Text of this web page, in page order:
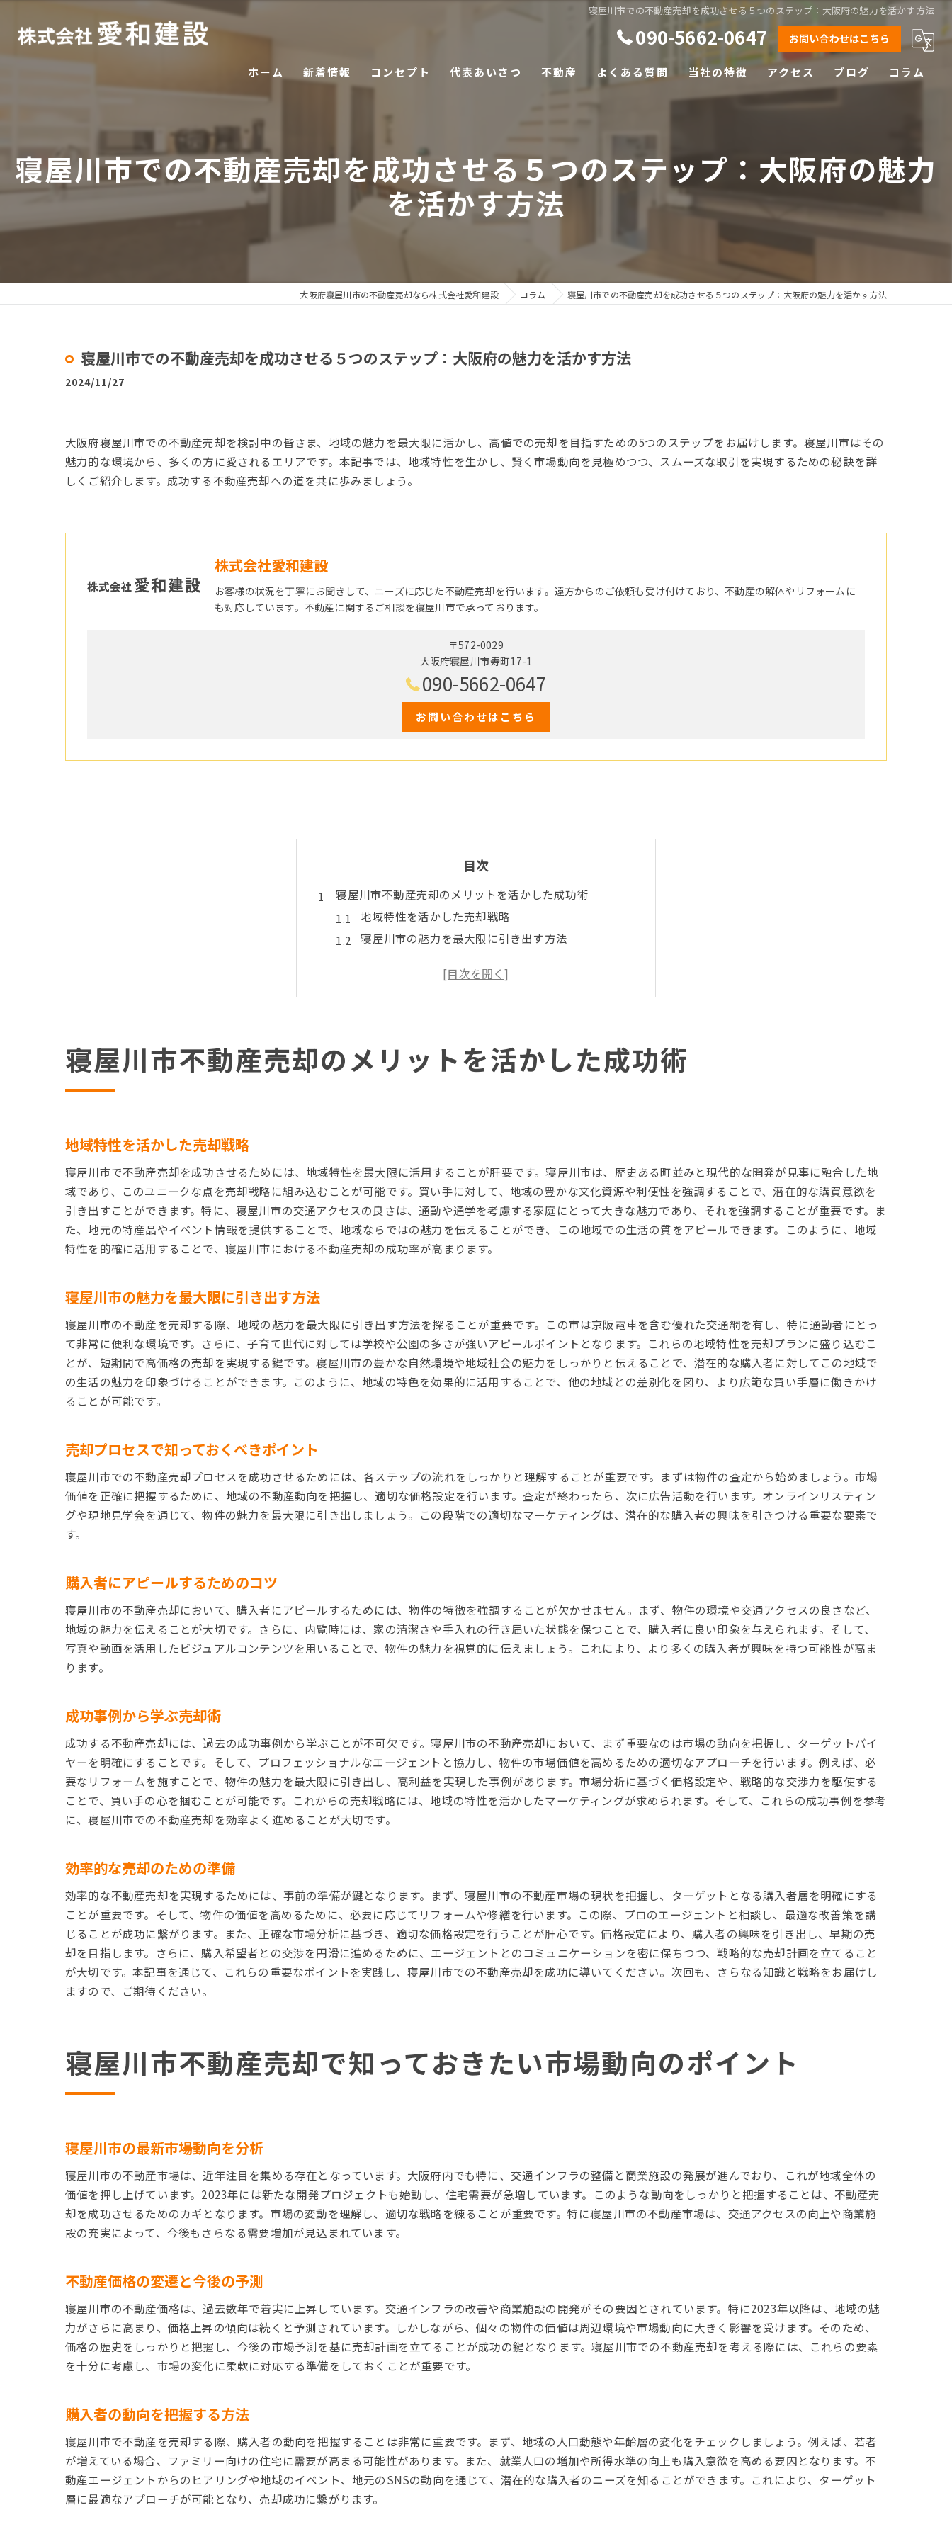
寝屋川市での不動産売却を成功させる５つのステップ：大阪府の魅力を活かす方法
090-5662-0647 お問い合わせはこちら
ホーム 新着情報 コンセプト 代表あいさつ 不動産 よくある質問 当社の特徴
空き家
土地
アクセス ブログ コラム
寝屋川市での不動産売却を成功させる５つのステップ：大阪府の魅力
を活かす方法
大阪府寝屋川市の不動産売却なら株式会社愛和建設 コラム 寝屋川市での不動産売却を成功させる５つのステップ：大阪府の魅力を活かす方法
寝屋川市での不動産売却を成功させる５つのステップ：大阪府の魅力を活かす方法
2024/11/27
大阪府寝屋川市での不動産売却を検討中の皆さま、地域の魅力を最大限に活かし、高値での売却を目指すための5つのステップをお届けします。寝屋川市はその
魅力的な環境から、多くの方に愛されるエリアです。本記事では、地域特性を生かし、賢く市場動向を見極めつつ、スムーズな取引を実現するための秘訣を詳
しくご紹介します。成功する不動産売却への道を共に歩みましょう。
株式会社愛和建設
お客様の状況を丁寧にお聞きして、ニーズに応じた不動産売却を行います。遠方からのご依頼も受け付けており、不動産の解体やリフォームに
も対応しています。不動産に関するご相談を寝屋川市で承っております。
〒572-0029
大阪府寝屋川市寿町17-1
090-5662-0647
お問い合わせはこちら
目次
寝屋川市不動産売却のメリットを活かした成功術
地域特性を活かした売却戦略
寝屋川市の魅力を最大限に引き出す方法
購入者にアピールするためのコツ
寝屋川市不動産売却で知っておきたい市場動向のポイント
寝屋川市の最新市場動向を分析
不動産市場の変化に対応する戦略
高値売却を目指す寝屋川市の不動産売却プロセス解説
初期準備と査定の重要性
効果的なマーケティング戦略
高値売却のための具体的なアクション
寝屋川市での不動産売却成功への道とは
成功の鍵となるステップを理解
売却後のライフプランを考える
寝屋川市不動産売却をスムーズに進めるための秘訣
スムーズなコミュニケーションの重要性
時間を有効に使うための計画
地域イベントを売却に活用する
地域特性に合わせた売却プラン
住環境の良さを強調する戦略
寝屋川市不動産売却で失敗しないための注意点
購入者のニーズを理解する
トラブルを未然に防ぐ方法
失敗を防ぐための事前準備
寝屋川市不動産売却で高価格を実現する方法
ターゲット層を明確にする
付加価値を付けるアイデア
寝屋川市不動産売却のメリットを活かした成功術
地域特性を活かした売却戦略
寝屋川市で不動産売却を成功させるためには、地域特性を最大限に活用することが肝要です。寝屋川市は、歴史ある町並みと現代的な開発が見事に融合した地
域であり、このユニークな点を売却戦略に組み込むことが可能です。買い手に対して、地域の豊かな文化資源や利便性を強調することで、潜在的な購買意欲を
引き出すことができます。特に、寝屋川市の交通アクセスの良さは、通勤や通学を考慮する家庭にとって大きな魅力であり、それを強調することが重要です。ま
た、地元の特産品やイベント情報を提供することで、地域ならではの魅力を伝えることができ、この地域での生活の質をアピールできます。このように、地域
特性を的確に活用することで、寝屋川市における不動産売却の成功率が高まります。
寝屋川市の魅力を最大限に引き出す方法
寝屋川市の不動産を売却する際、地域の魅力を最大限に引き出す方法を探ることが重要です。この市は京阪電車を含む優れた交通網を有し、特に通勤者にとっ
て非常に便利な環境です。さらに、子育て世代に対しては学校や公園の多さが強いアピールポイントとなります。これらの地域特性を売却プランに盛り込むこ
とが、短期間で高価格の売却を実現する鍵です。寝屋川市の豊かな自然環境や地域社会の魅力をしっかりと伝えることで、潜在的な購入者に対してこの地域で
の生活の魅力を印象づけることができます。このように、地域の特色を効果的に活用することで、他の地域との差別化を図り、より広範な買い手層に働きかけ
ることが可能です。
売却プロセスで知っておくべきポイント
寝屋川市での不動産売却プロセスを成功させるためには、各ステップの流れをしっかりと理解することが重要です。まずは物件の査定から始めましょう。市場
価値を正確に把握するために、地域の不動産動向を把握し、適切な価格設定を行います。査定が終わったら、次に広告活動を行います。オンラインリスティン
グや現地見学会を通じて、物件の魅力を最大限に引き出しましょう。この段階での適切なマーケティングは、潜在的な購入者の興味を引きつける重要な要素で
す。
購入者にアピールするためのコツ
寝屋川市の不動産売却において、購入者にアピールするためには、物件の特徴を強調することが欠かせません。まず、物件の環境や交通アクセスの良さなど、
地域の魅力を伝えることが大切です。さらに、内覧時には、家の清潔さや手入れの行き届いた状態を保つことで、購入者に良い印象を与えられます。そして、
写真や動画を活用したビジュアルコンテンツを用いることで、物件の魅力を視覚的に伝えましょう。これにより、より多くの購入者が興味を持つ可能性が高ま
ります。
成功事例から学ぶ売却術
成功する不動産売却には、過去の成功事例から学ぶことが不可欠です。寝屋川市の不動産売却において、まず重要なのは市場の動向を把握し、ターゲットバイ
ヤーを明確にすることです。そして、プロフェッショナルなエージェントと協力し、物件の市場価値を高めるための適切なアプローチを行います。例えば、必
要なリフォームを施すことで、物件の魅力を最大限に引き出し、高利益を実現した事例があります。市場分析に基づく価格設定や、戦略的な交渉力を駆使する
ことで、買い手の心を掴むことが可能です。これからの売却戦略には、地域の特性を活かしたマーケティングが求められます。そして、これらの成功事例を参考
に、寝屋川市での不動産売却を効率よく進めることが大切です。
効率的な売却のための準備
効率的な不動産売却を実現するためには、事前の準備が鍵となります。まず、寝屋川市の不動産市場の現状を把握し、ターゲットとなる購入者層を明確にする
ことが重要です。そして、物件の価値を高めるために、必要に応じてリフォームや修繕を行います。この際、プロのエージェントと相談し、最適な改善策を講
じることが成功に繋がります。また、正確な市場分析に基づき、適切な価格設定を行うことが肝心です。価格設定により、購入者の興味を引き出し、早期の売
却を目指します。さらに、購入希望者との交渉を円滑に進めるために、エージェントとのコミュニケーションを密に保ちつつ、戦略的な売却計画を立てること
が大切です。本記事を通じて、これらの重要なポイントを実践し、寝屋川市での不動産売却を成功に導いてください。次回も、さらなる知識と戦略をお届けし
ますので、ご期待ください。
寝屋川市不動産売却で知っておきたい市場動向のポイント
寝屋川市の最新市場動向を分析
寝屋川市の不動産市場は、近年注目を集める存在となっています。大阪府内でも特に、交通インフラの整備と商業施設の発展が進んでおり、これが地域全体の
価値を押し上げています。2023年には新たな開発プロジェクトも始動し、住宅需要が急増しています。このような動向をしっかりと把握することは、不動産売
却を成功させるためのカギとなります。市場の変動を理解し、適切な戦略を練ることが重要です。特に寝屋川市の不動産市場は、交通アクセスの向上や商業施
設の充実によって、今後もさらなる需要増加が見込まれています。
不動産価格の変遷と今後の予測
寝屋川市の不動産価格は、過去数年で着実に上昇しています。交通インフラの改善や商業施設の開発がその要因とされています。特に2023年以降は、地域の魅
力がさらに高まり、価格上昇の傾向は続くと予測されています。しかしながら、個々の物件の価値は周辺環境や市場動向に大きく影響を受けます。そのため、
価格の歴史をしっかりと把握し、今後の市場予測を基に売却計画を立てることが成功の鍵となります。寝屋川市での不動産売却を考える際には、これらの要素
を十分に考慮し、市場の変化に柔軟に対応する準備をしておくことが重要です。
購入者の動向を把握する方法
寝屋川市で不動産を売却する際、購入者の動向を把握することは非常に重要です。まず、地域の人口動態や年齢層の変化をチェックしましょう。例えば、若者
が増えている場合、ファミリー向けの住宅に需要が高まる可能性があります。また、就業人口の増加や所得水準の向上も購入意欲を高める要因となります。不
動産エージェントからのヒアリングや地域のイベント、地元のSNSの動向を通じて、潜在的な購入者のニーズを知ることができます。これにより、ターゲット
層に最適なアプローチが可能となり、売却成功に繋がります。